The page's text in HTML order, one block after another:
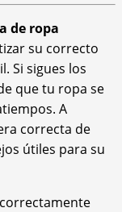
de ropa
su correcto
Si sigues los
que tu ropa se
A
correcta de
útiles para su